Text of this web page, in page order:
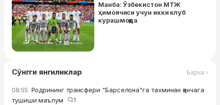
Манба: Ўзбекистон МТЖ
ҳимоячиси учун икки клуб
курашмоқда
Сўнгги янгиликлар Барча ›
08:55 Родрининг трансфери "Барселона"га тахминан қанчага
тушиши маълум
1